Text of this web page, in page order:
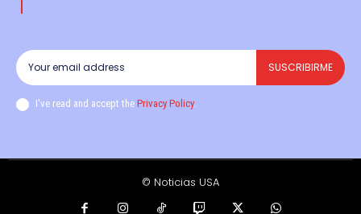
SUSCRIBIRME
I've read and accept the Privacy Policy.
© Noticias USA